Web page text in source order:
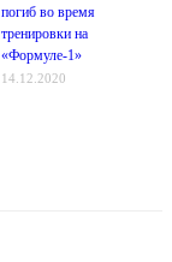
погиб во время
тренировки на
«Формуле-1»
14.12.2020